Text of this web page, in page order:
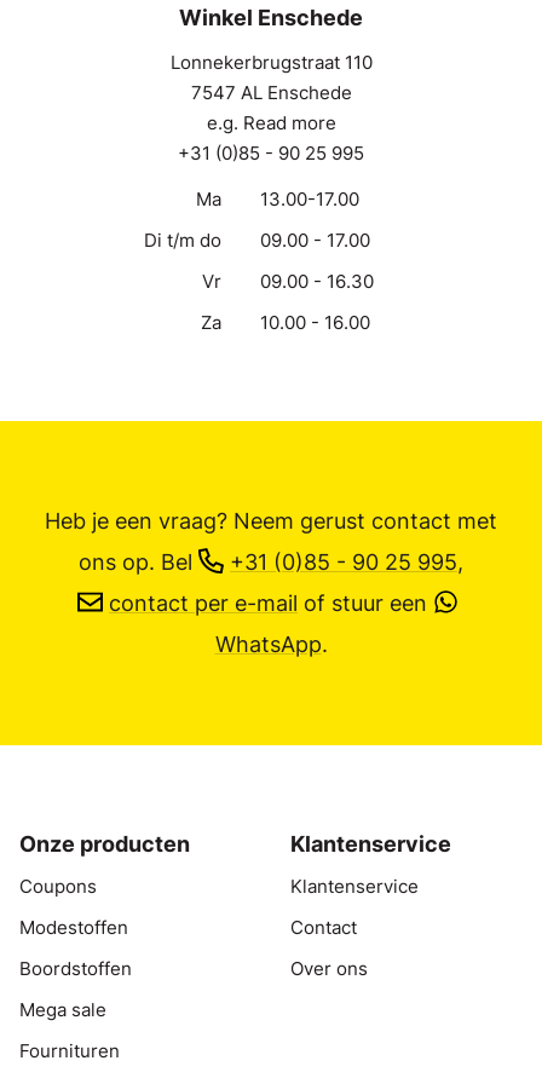
Winkel Enschede
Lonnekerbrugstraat 110
7547 AL Enschede
e.g. Read more
+31 (0)85 - 90 25 995
Ma
13.00-17.00
Di t/m do
09.00 - 17.00
Vr
09.00 - 16.30
Za
10.00 - 16.00
Heb je een vraag? Neem gerust contact met
ons op. Bel +31 (0)85 - 90 25 995,
contact per e-mail of stuur een
WhatsApp.
Onze producten
Coupons
Modestoffen
Boordstoffen
Mega sale
Fournituren
Klantenservice
Klantenservice
Contact
Over ons